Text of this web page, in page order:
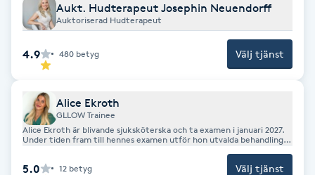
Extensions borttagning
Eyeliner-tatuering
F
Face framing
Faceliftmassage
Aukt. Hudterapeut Josephin Neuendorff
Auktoriserad Hudterapeut
4.9 480 betyg Välj tjänst
Alice Ekroth
GLLOW Trainee
Alice Ekroth är blivande sjuksköterska och ta examen i januari 2027.
Under tiden fram till hennes examen utför hon utvalda behandlingar
5.0 12 betyg Välj tjänst